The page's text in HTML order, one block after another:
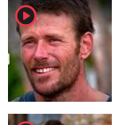
player2